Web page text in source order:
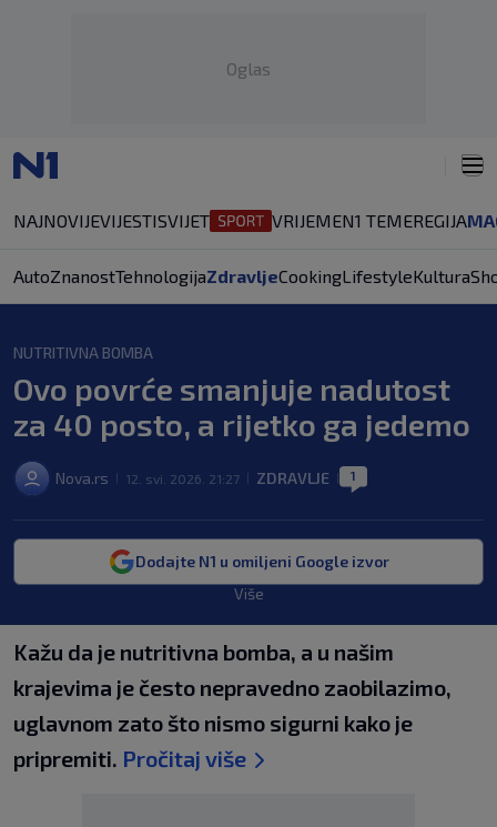
Oglas
NAJNOVIJEVIJESTISVIJET VRIJEMEN1 TEMEREGIJA
AutoZnanostTehnologijaZdravljeCookingLifestyleKultura
NUTRITIVNA BOMBA
Ovo povrće smanjuje nadutost
za 40 posto, a rijetko ga jedemo
Nova.rs 12. svi. 2026. 21:27 ZDRAVLJE 1
Dodajte N1 u omiljeni Google izvor
Više
Kažu da je nutritivna bomba, a u našim
krajevima je često nepravedno zaobilazimo,
uglavnom zato što nismo sigurni kako je
pripremiti. Pročitaj više